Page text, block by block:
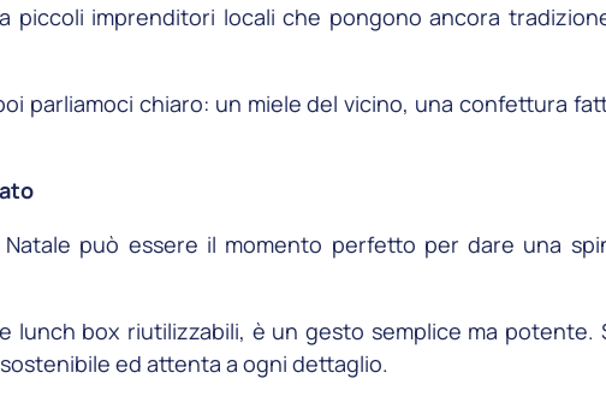
imprenditori locali che pongono ancora
parliamoci chiaro: un miele del vicino, una confettura
può essere il momento perfetto per dare una
lunch box riutilizzabili, è un gesto semplice ma potente.
ed attenta a ogni dettaglio.